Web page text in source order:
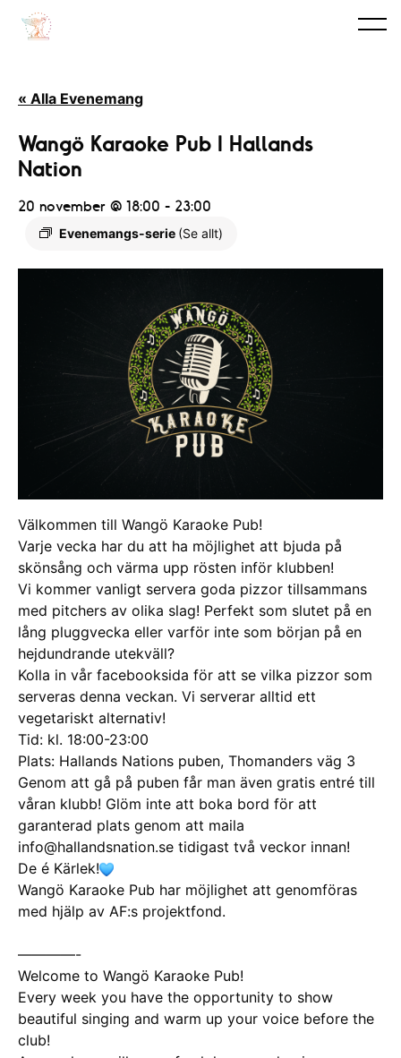
« Alla Evenemang
Wangö Karaoke Pub I Hallands
Nation
20 november @ 18:00 - 23:00
Evenemangs-serie (Se allt)
Välkommen till Wangö Karaoke Pub!
Varje vecka har du att ha möjlighet att bjuda på
skönsång och värma upp rösten inför klubben!
Vi kommer vanligt servera goda pizzor tillsammans
med pitchers av olika slag! Perfekt som slutet på en
lång pluggvecka eller varför inte som början på en
hejdundrande utekväll?
Kolla in vår facebooksida för att se vilka pizzor som
serveras denna veckan. Vi serverar alltid ett
vegetariskt alternativ!
Tid: kl. 18:00-23:00
Plats: Hallands Nations puben, Thomanders väg 3
Genom att gå på puben får man även gratis entré till
våran klubb! Glöm inte att boka bord för att
garanterad plats genom att maila
info@hallandsnation.se tidigast två veckor innan!
De é Kärlek!
Wangö Karaoke Pub har möjlighet att genomföras
med hjälp av AF:s projektfond.
————-
Welcome to Wangö Karaoke Pub!
Every week you have the opportunity to show
beautiful singing and warm up your voice before the
club!